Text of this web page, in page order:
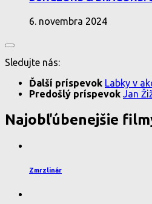
6. novembra 2024
Sledujte nás:
Ďalší príspevok Labky v
Predošlý príspevok Jan
Najobľúbenejšie
Zmrzlinár